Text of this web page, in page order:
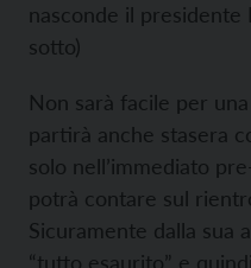
nasconde il presidente
sotto)
Non sarà facile per
partirà anche stasera
solo nell’immediato
potrà contare sul
Sicuramente dalla sua
“tutto esaurito” e